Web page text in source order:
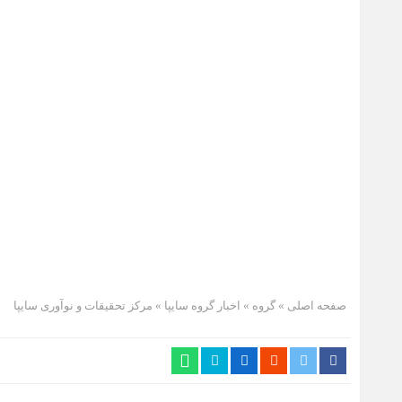
صفحه اصلی » گروه » اخبار گروه سایپا » مرکز تحقیقات و نوآوری سایپا